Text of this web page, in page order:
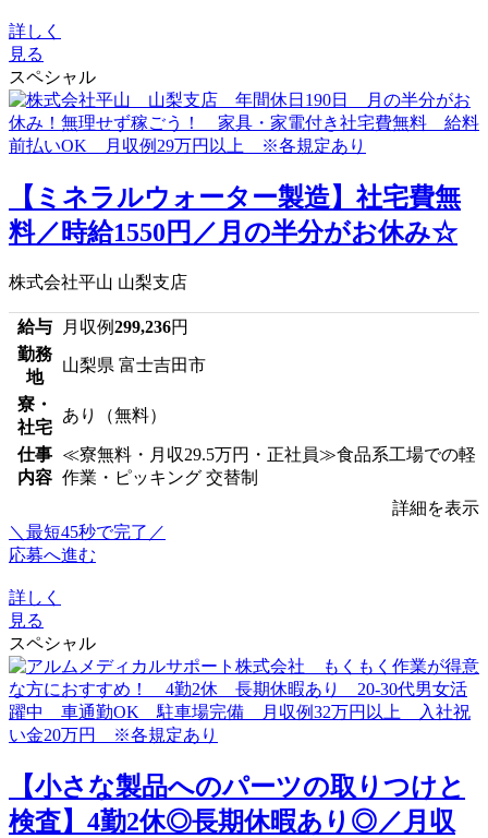
詳しく
見る
スペシャル
【ミネラルウォーター製造】社宅費無
料／時給1550円／月の半分がお休み☆
株式会社平山 山梨支店
給与 月収例299,236円
勤務
地
山梨県 富士吉田市
寮・
社宅
あり（無料）
仕事
内容
≪寮無料・月収29.5万円・正社員≫食品系工場での軽
作業・ピッキング 交替制
詳細を表示
＼最短45秒で完了／
応募へ進む
詳しく
見る
スペシャル
【小さな製品へのパーツの取りつけと
検査】4勤2休◎長期休暇あり◎／月収